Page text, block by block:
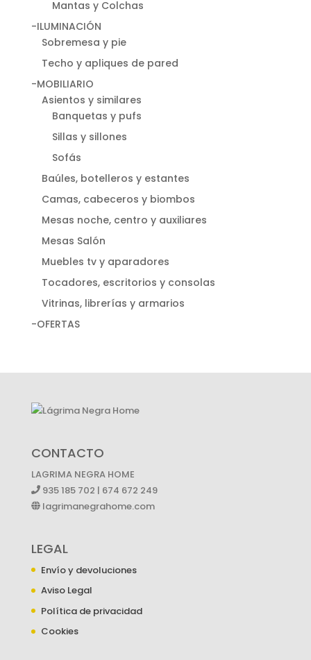
Mantas y Colchas
-ILUMINACIÓN
Sobremesa y pie
Techo y apliques de pared
-MOBILIARIO
Asientos y similares
Banquetas y pufs
Sillas y sillones
Sofás
Baúles, botelleros y estantes
Camas, cabeceros y biombos
Mesas noche, centro y auxiliares
Mesas Salón
Muebles tv y aparadores
Tocadores, escritorios y consolas
Vitrinas, librerías y armarios
-OFERTAS
CONTACTO
LAGRIMA NEGRA HOME
935 185 702 | 674 672 249
lagrimanegrahome.com
LEGAL
Envío y devoluciones
Aviso Legal
Política de privacidad
Cookies